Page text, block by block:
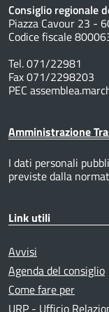
Consiglio regionale
Piazza Cavour 23 -
Codice fiscale
Tel. 071/22981
Fax 071/2298203
PEC
Amministrazione
I dati personali
previste dalla
Link utili
Avvisi
Agenda del consiglio
Come fare per
URP - Ufficio